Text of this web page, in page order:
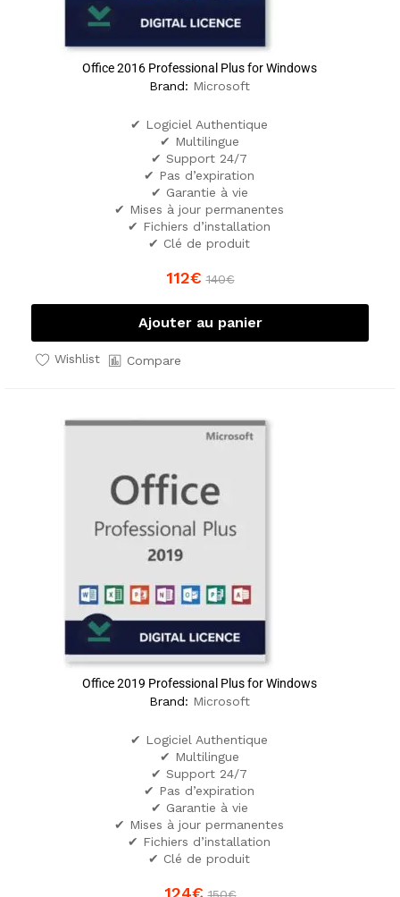
Office 2016 Professional Plus for Windows
Brand: Microsoft
✔ Logiciel Authentique
✔ Multilingue
✔ Support 24/7
✔ Pas d’expiration
✔ Garantie à vie
✔ Mises à jour permanentes
✔ Fichiers d’installation
✔ Clé de produit
112€ 140€
Ajouter au panier
Wishlist Compare
Office 2019 Professional Plus for Windows
Brand: Microsoft
✔ Logiciel Authentique
✔ Multilingue
✔ Support 24/7
✔ Pas d’expiration
✔ Garantie à vie
✔ Mises à jour permanentes
✔ Fichiers d’installation
✔ Clé de produit
124€ 150€